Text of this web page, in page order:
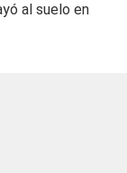
al suelo en